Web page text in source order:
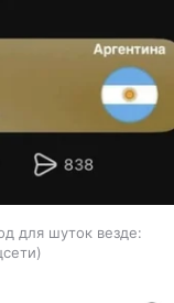
для шуток везде: